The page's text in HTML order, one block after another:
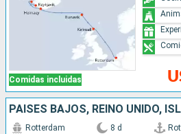
Comidas incluidas
PAISES BAJOS, REINO UNIDO,
Rotterdam 8 d